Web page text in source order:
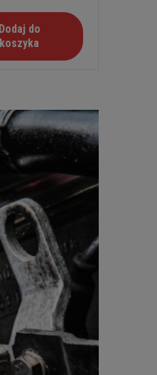
Dodaj do
koszyka